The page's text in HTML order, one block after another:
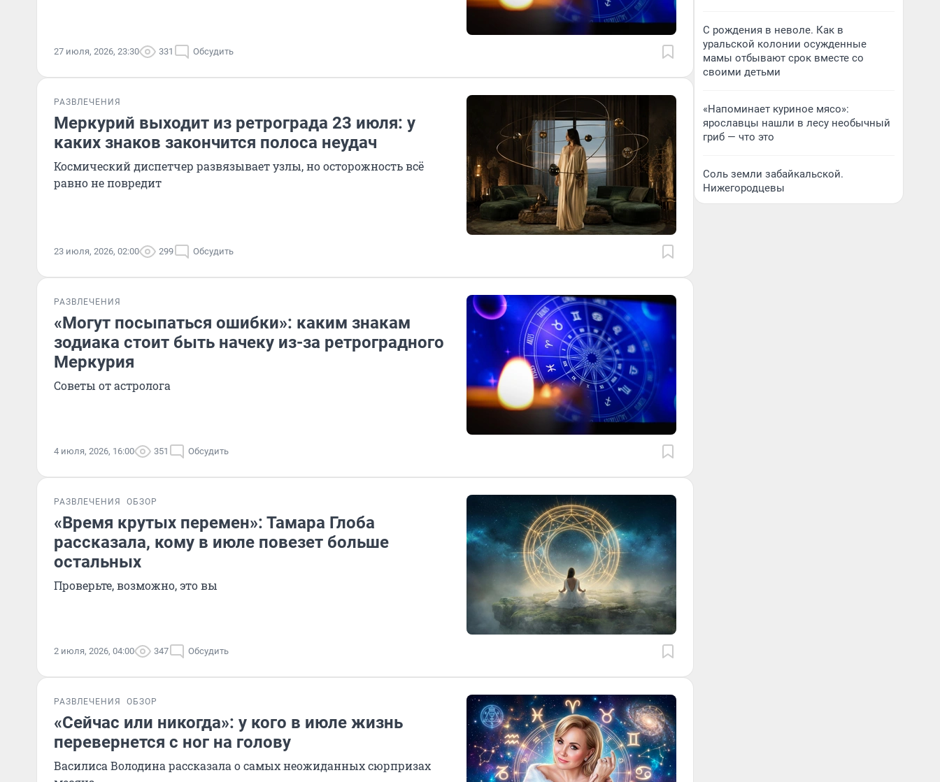
27 июля, 2026, 23:30 331 Обсудить
РАЗВЛЕЧЕНИЯ
Меркурий выходит из ретрограда 23 июля: у
каких знаков закончится полоса неудач
Космический диспетчер развязывает узлы, но осторожность всё
равно не повредит
23 июля, 2026, 02:00 299 Обсудить
РАЗВЛЕЧЕНИЯ
«Могут посыпаться ошибки»: каким знакам
зодиака стоит быть начеку из-за ретроградного
Меркурия
Советы от астролога
4 июля, 2026, 16:00 351 Обсудить
РАЗВЛЕЧЕНИЯ ОБЗОР
«Время крутых перемен»: Тамара Глоба
рассказала, кому в июле повезет больше
остальных
Проверьте, возможно, это вы
2 июля, 2026, 04:00 347 Обсудить
РАЗВЛЕЧЕНИЯ ОБЗОР
«Сейчас или никогда»: у кого в июле жизнь
перевернется с ног на голову
Василиса Володина рассказала о самых неожиданных сюрпризах
С рождения в неволе. Как в
уральской колонии осужденные
мамы отбывают срок вместе со
своими детьми
«Напоминает куриное мясо»:
ярославцы нашли в лесу необычный
гриб — что это
Соль земли забайкальской.
Нижегородцевы